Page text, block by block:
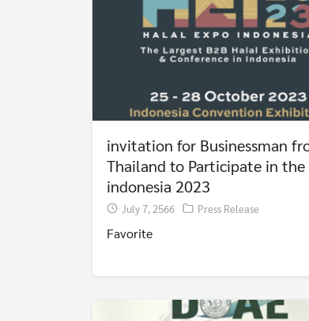
invitation for Businessman
Thailand to Participate in the
indonesia 2023
July 7, 2566 Press Release
Favorite